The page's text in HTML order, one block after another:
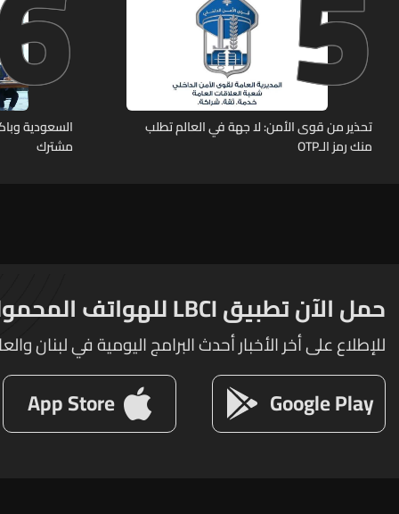
تحذير من قوى الأمن: لا جهة في العالم تطلب
منك رمز الـOTP
السعودية
مشترك
حمل الآن تطبيق LBCI للهواتف المحمولة
للإطلاع على أخر الأخبار أحدث البرامج اليومية في لبنان
Google Play
App Store